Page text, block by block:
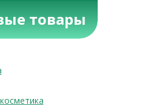
товары